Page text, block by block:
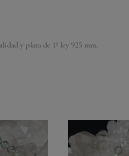
y plata de 1ª ley 925 mm.